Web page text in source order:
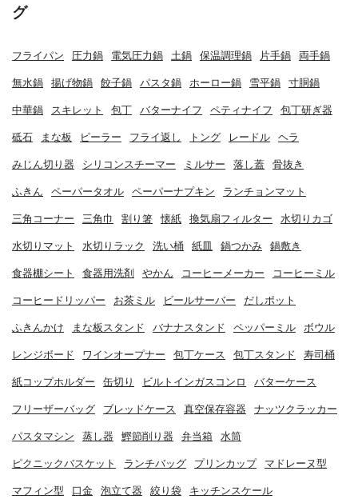
グ
フライパン 圧力鍋 電気圧力鍋 土鍋 保温調理鍋 片手鍋 両手鍋
無水鍋 揚げ物鍋 餃子鍋 パスタ鍋 ホーロー鍋 雪平鍋 寸胴鍋
中華鍋 スキレット 包丁 バターナイフ ペティナイフ 包丁研ぎ器
砥石 まな板 ピーラー フライ返し トング レードル ヘラ
みじん切り器 シリコンスチーマー ミルサー 落し蓋 骨抜き
ふきん ペーパータオル ペーパーナプキン ランチョンマット
三角コーナー 三角巾 割り箸 懐紙 換気扇フィルター 水切りカゴ
水切りマット 水切りラック 洗い桶 紙皿 鍋つかみ 鍋敷き
食器棚シート 食器用洗剤 やかん コーヒーメーカー コーヒーミル
コーヒードリッパー お茶ミル ビールサーバー だしポット
ふきんかけ まな板スタンド バナナスタンド ペッパーミル ボウル
レンジボード ワインオープナー 包丁ケース 包丁スタンド 寿司桶
紙コップホルダー 缶切り ビルトインガスコンロ バターケース
フリーザーバッグ ブレッドケース 真空保存容器 ナッツクラッカー
パスタマシン 蒸し器 鰹節削り器 弁当箱 水筒
ピクニックバスケット ランチバッグ プリンカップ マドレーヌ型
マフィン型 口金 泡立て器 絞り袋 キッチンスケール